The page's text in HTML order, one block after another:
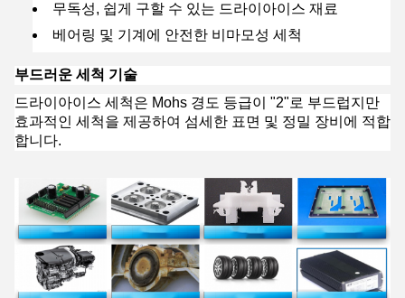
무독성, 쉽게 구할 수 있는 드라이아이스 재료
베어링 및 기계에 안전한 비마모성 세척
부드러운 세척 기술
드라이아이스 세척은 Mohs 경도 등급이 "2"로 부드럽지만
효과적인 세척을 제공하여 섬세한 표면 및 정밀 장비에 적합
합니다.